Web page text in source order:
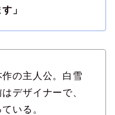
」
の主人公。白雪
デザイナーで、
いる。